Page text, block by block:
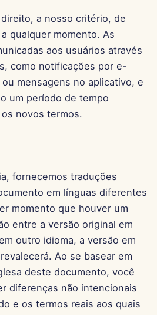
a nosso critério, de
qualquer momento. As
aos usuários através
como notificações por e-
mensagens no aplicativo, e
um período de tempo
novos termos.
fornecemos traduções
em línguas diferentes
momento que houver um
entre a versão original em
outro idioma, a versão em
Ao se basear em
deste documento, você
diferenças não intencionais
e os termos reais aos quais